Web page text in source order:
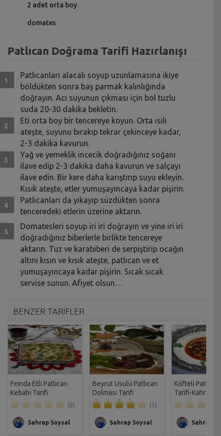
2 adet orta boy
domates
Patlıcan Doğrama Tarifi Hazırlanışı
Patlıcanları alacalı soyup uzunlamasına ikiye
böldükten sonra baş parmak kalınlığında
doğrayın. Acı suyunun çıkması için bol tuzlu
suda 20-30 dakika bekletin.
Eti orta boy bir tencereye koyun. Orta ısılı
ateşte, suyunu bırakıp tekrar çekinceye kadar,
2-3 dakika kavurun.
Yağ ve yemeklik incecik doğradığınız soğanı
ilave edip 2-3 dakika daha kavurun ve salçayı
ilave edin. Bir kere daha karıştırıp suyu ekleyin.
Kısık ateşte, etler yumuşayıncaya kadar pişirin.
Patlıcanları da yıkayıp süzdükten sonra
tenceredeki etlerin üzerine aktarın.
Domatesleri soyup iri iri doğrayın ve yine iri iri
doğradığınız biberlerle birlikte tencereye
aktarın. Tuz ve karabiberi de serpiştirip ocağın
altını kısın ve kısık ateşte, patlıcan ve et
yumuşayıncaya kadar pişirin. Sıcak sıcak
servise sunun. Afiyet olsun…
BENZER TARİFLER
Fırında Etli Patlıcan
Kebabı Tarifi
(0)
Sahrap Soysal
Beyrut Usulü Patlıcan
Dolması Tarifi
(1)
Sahrap Soysal
Köfteli
Tarifi-
Sahrap